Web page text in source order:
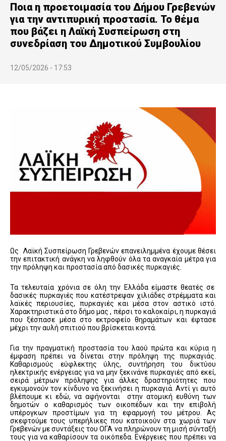
Ποια η προετοιμασία του Δήμου Γρεβενών
για την αντιπυρική προστασία. Το θέμα
που βάζει η Λαϊκή Συσπείρωση στη
συνεδρίαση του Δημοτικού Συμβουλίου
12/05/2026 - 17:53
Ως Λαϊκή Συσπείρωση Γρεβενών επανειλημμένα έχουμε θέσει
την επιτακτική ανάγκη να ληφθούν όλα τα αναγκαία μέτρα για
την πρόληψη και προστασία από δασικές πυρκαγιές.
Τα τελευταία χρόνια σε όλη την Ελλάδα είμαστε θεατές σε
δασικές πυρκαγιές που κατέστρεψαν χιλιάδες στρέμματα και
λαϊκές περιουσίες, πυρκαγιές και μέσα στον αστικό ιστό.
Χαρακτηριστικά στο δήμο μας , πέρσι το καλοκαίρι, η πυρκαγιά
που ξέσπασε μέσα στο εκτροφείο θηραμάτων και έφτασε
μέχρι την αυλή σπιτιού που βρίσκεται κοντά.
Για την πραγματική προστασία του λαού πρώτα και κύρια η
έμφαση πρέπει να δίνεται στην πρόληψη της πυρκαγιάς.
Καθαρισμούς εύφλεκτης ύλης, συντήρηση του δικτύου
ηλεκτρικής ενέργειας για να μην ξεκινάνε πυρκαγιές από εκεί,
σειρά μέτρων πρόληψης για άλλες δραστηριότητες που
εγκυμονούν τον κίνδυνο να ξεκινήσει η πυρκαγιά. Αντί γι αυτό
βλέπουμε κι εδώ, να αφήνονται στην ατομική ευθύνη των
δημοτών ο καθαρισμός των οικοπέδων και την επιβολή
υπέρογκων προστίμων για τη εφαρμογή του μέτρου. Ας
σκεφτούμε τους υπερήλικες που κατοικούν στα χωριά των
Γρεβενών με συντάξεις του ΟΓΑ να πληρώνουν τη μισή σύνταξή
τους για να καθαρίσουν τα οικόπεδα. Ενέργειες που πρέπει να